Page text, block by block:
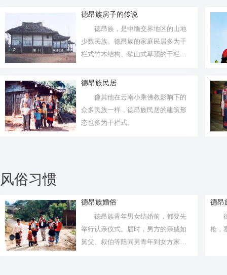
德昂族房子的传说
德昂族，是中缅交界地区的山地
少数民族。德昂族的家庭民居多为干
栏式竹木结构、歇山式草顶的干栏建
德昂族民居
像其他在云南小乘佛教影响下的
众多民族一样，德昂族民居的建筑形
态也多为干栏式。
风俗习惯
德昂族婚俗
德昂族青年男女结婚前，都要先
举行认亲仪式。届时，男方的亲戚如
舅父、叔伯等陪同男青年到女方家，
德昂
枪，